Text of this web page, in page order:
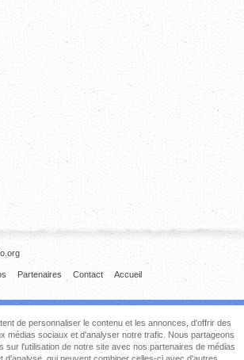
Accueil
Contact
Partenaires
de personnaliser le contenu et les annonces, d'offrir des
médias sociaux et d'analyser notre trafic. Nous partageons
sur l'utilisation de notre site avec nos partenaires de médias